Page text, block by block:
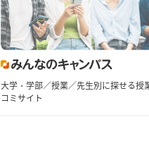
大学・学部／授業／先生別に探せる授
コミサイト